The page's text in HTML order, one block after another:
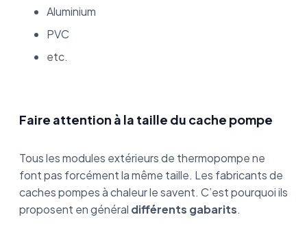
Aluminium
PVC
etc.
Faire attention à la taille du cache pompe
Tous les modules extérieurs de thermopompe ne
font pas forcément la même taille. Les fabricants de
caches pompes à chaleur le savent. C’est pourquoi ils
proposent en général différents gabarits.